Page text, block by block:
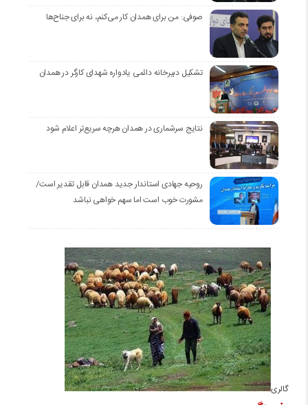
صوفی: من برای همدان کار می‌کنم، نه برای جناح‌ها
تشکیل دبیرخانه دائمی یادواره شهدای کارگر در همدان
نتایج سرشماری در همدان هرچه سریع‌تر اعلام شود
روحیه جهادی استاندار جدید همدان قابل تقدیر است/
مشورت خوب است اما سهم خواهی نباشد
گالری